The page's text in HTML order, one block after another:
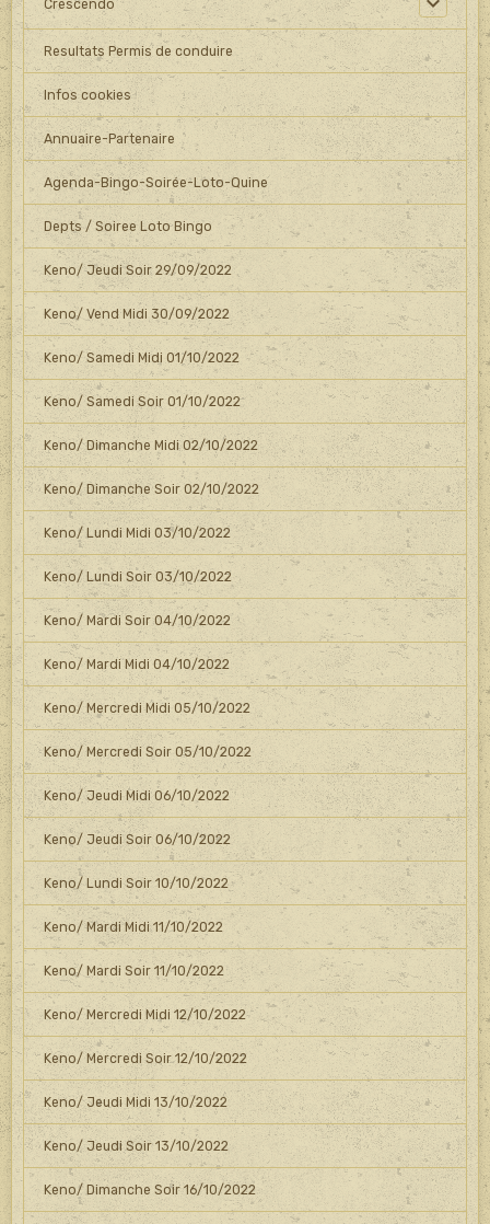
Crescendo
Resultats Permis de conduire
Infos cookies
Annuaire-Partenaire
Agenda-Bingo-Soirée-Loto-Quine
Depts / Soiree Loto Bingo
Keno/ Jeudi Soir 29/09/2022
Keno/ Vend Midi 30/09/2022
Keno/ Samedi Midi 01/10/2022
Keno/ Samedi Soir 01/10/2022
Keno/ Dimanche Midi 02/10/2022
Keno/ Dimanche Soir 02/10/2022
Keno/ Lundi Midi 03/10/2022
Keno/ Lundi Soir 03/10/2022
Keno/ Mardi Soir 04/10/2022
Keno/ Mardi Midi 04/10/2022
Keno/ Mercredi Midi 05/10/2022
Keno/ Mercredi Soir 05/10/2022
Keno/ Jeudi Midi 06/10/2022
Keno/ Jeudi Soir 06/10/2022
Keno/ Lundi Soir 10/10/2022
Keno/ Mardi Midi 11/10/2022
Keno/ Mardi Soir 11/10/2022
Keno/ Mercredi Midi 12/10/2022
Keno/ Mercredi Soir 12/10/2022
Keno/ Jeudi Midi 13/10/2022
Keno/ Jeudi Soir 13/10/2022
Keno/ Dimanche Soir 16/10/2022